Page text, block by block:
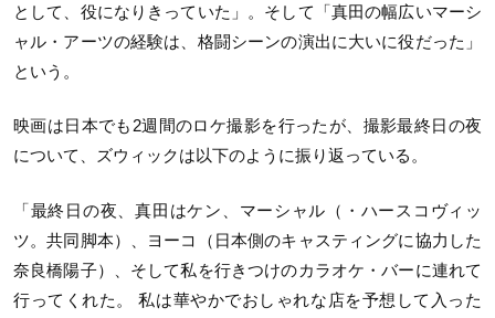
として、役になりきっていた」。そして「真田の幅広いマーシ
ャル・アーツの経験は、格闘シーンの演出に大いに役だった」
という。
映画は日本でも 2週間のロケ撮影を行ったが、撮影最終日の夜
について、ズウィックは以下のように振り返っている。
「最終日の夜、真田はケン、マーシャル（・ハースコヴィッ
ツ。共同脚本）、ヨーコ（日本側のキャスティングに協力した
奈良橋陽子）、そして私を行きつけのカラオケ・バーに連れて
行ってくれた。 私は華やかでおしゃれな店を予想して入った